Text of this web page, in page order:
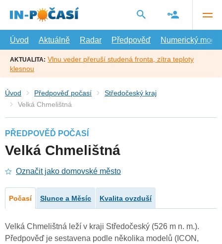
hlavní
Úvod
Aktuálně Radar Předpověď Numerický model
AKTUALITA: Vlnu veder přeruší studená fronta, zítra teploty
klesnou
Úvod Předpověď počasí
Středočeský kraj
Velká Chmelištná
PŘEDPOVĚĎ POČASÍ
Velká Chmelištná
Označit jako domovské město
Počasí Slunce a Měsíc Kvalita ovzduší
Velká Chmelištná leží v kraji Středočeský (526 m n. m.).
Předpověď je sestavena podle několika modelů (ICON,